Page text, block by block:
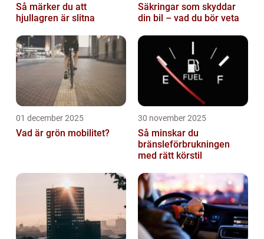
Så märker du att
hjullagren är slitna
Säkringar som skyddar
din bil – vad du bör veta
01 december 2025
Vad är grön mobilitet?
30 november 2025
Så minskar du
bränsleförbrukningen
med rätt körstil